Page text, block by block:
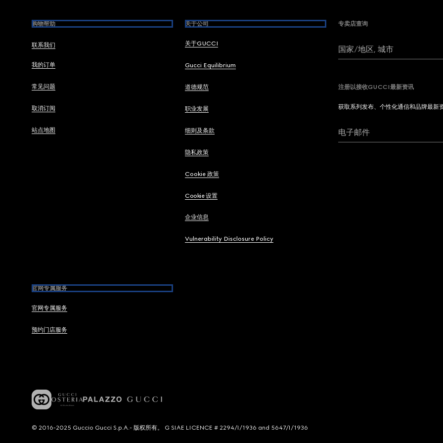
购物帮助
联系我们
我的订单
常见问题
取消订阅
站点地图
关于公司
关于GUCCI
Gucci Equilibrium
道德规范
职业发展
细则及条款
隐私政策
Cookie 政策
Cookie 设置
企业信息
Vulnerability Disclosure Policy
官网专属服务
官网专属服务
预约门店服务
专卖店查询
国家/地区, 城市
注册以接收GUCCI最新资讯
获取系列发布、个性化通信和品牌最新
电子邮件
© 2016-2025 Guccio Gucci S.p.A.- 版权所有。 G SIAE LICENCE # 2294/I/1936 and 5647/I/1936